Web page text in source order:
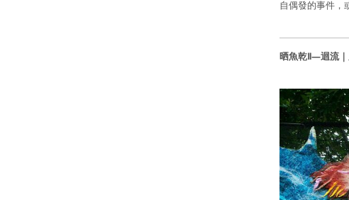
自偶發的事件，
晒魚乾Ⅱ—迴流｜